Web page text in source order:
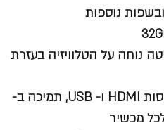
נוספות
נוחה על הטלוויזיה בעזרת
חיבוריות מתקדמת: שפע כניסות HDMI ו- USB, תמיכה ב-